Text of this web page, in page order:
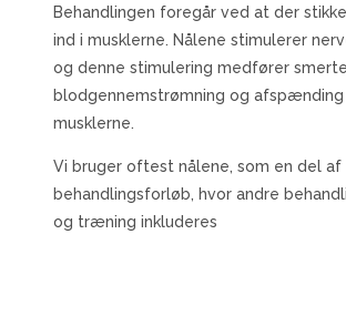
Behandlingen foregår ved at der
ind i musklerne. Nålene stimulerer
og denne stimulering medfører
blodgennemstrømning og
musklerne.
Vi bruger oftest nålene, som en del af
behandlingsforløb, hvor andre
og træning inkluderes